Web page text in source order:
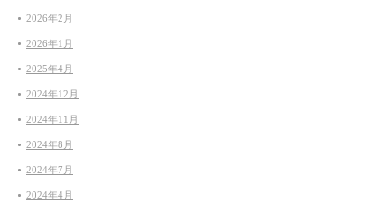
2026年2月
2026年1月
2025年4月
2024年12月
2024年11月
2024年8月
2024年7月
2024年4月